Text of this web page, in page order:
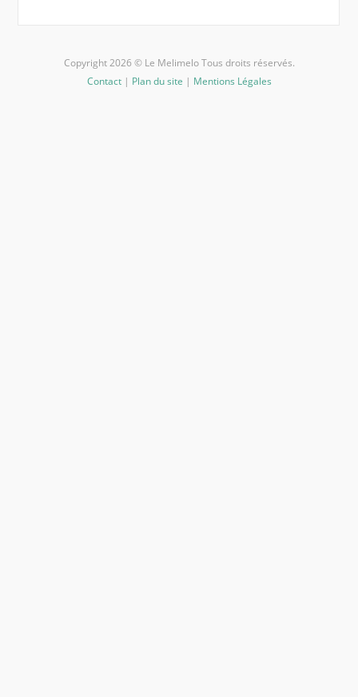
Copyright 2026 © Le Melimelo Tous droits réservés.
Contact| Plan du site | Mentions Légales